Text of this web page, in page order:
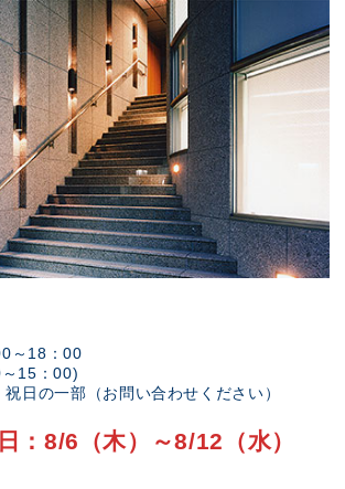
～18：00
15：00)
日の一部（お問い合わせください）
：8/6（木）～8/12（水）